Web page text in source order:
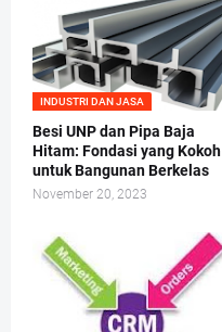
INDUSTRI DAN JASA
Besi UNP dan Pipa Baja
Hitam: Fondasi yang Kokoh
untuk Bangunan Berkelas
November 20, 2023